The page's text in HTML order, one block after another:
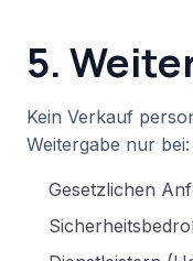
5.
Kein Verkauf
Weitergabe nur bei:
Gesetzlichen